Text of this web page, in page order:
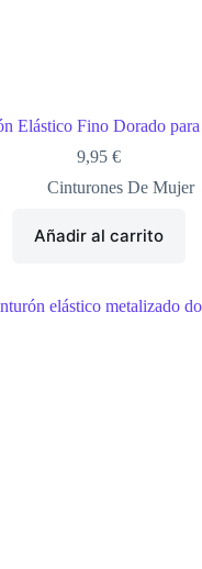
Elástico Fino Dorado
9,95€
Cinturones De Mujer
Añadir al carrito